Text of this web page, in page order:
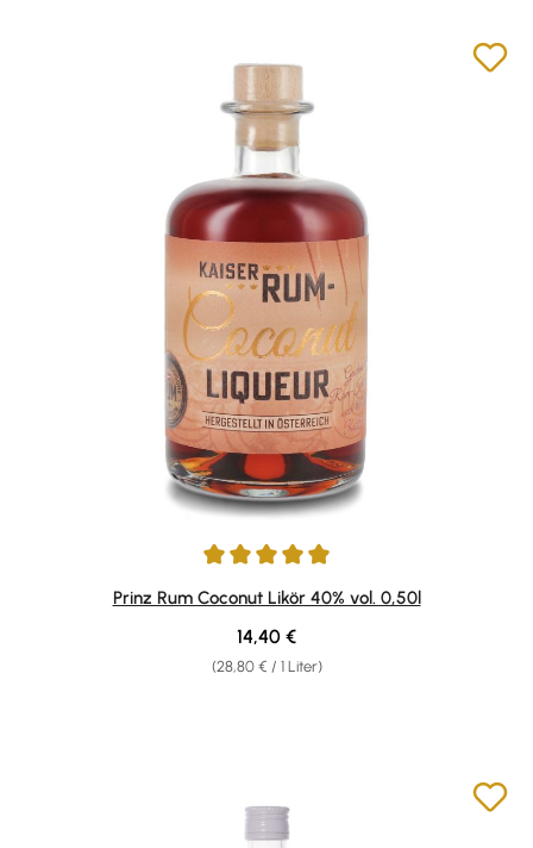
Durchschnittliche Bewertung von 4.92 von 5 Sternen
Prinz Rum Coconut Likör 40% vol. 0,50l
(28,80 € / 1 Liter)
Regulärer Preis:
14,40 €